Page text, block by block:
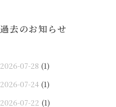
過去のお知らせ
2026-07-28 (1)
2026-07-24 (1)
2026-07-22 (1)